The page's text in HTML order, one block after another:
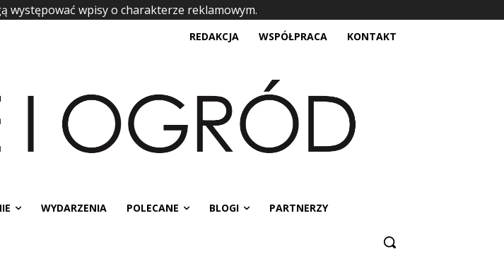
występować wpisy o charakterze reklamowym.
REDAKCJA WSPÓŁPRACA KONTAKT
WYDARZENIA POLECANE BLOGI PARTNERZY